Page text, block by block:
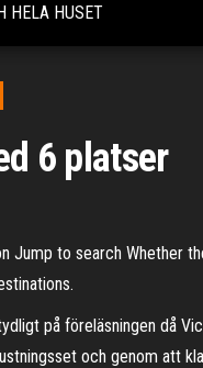
HELA HUSET
6 platser
Jump to search Whether
på föreläsningen då
och genom att